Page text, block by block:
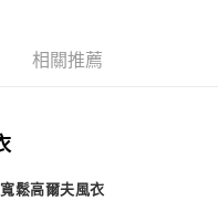
相關推薦
鬆高爾夫風衣